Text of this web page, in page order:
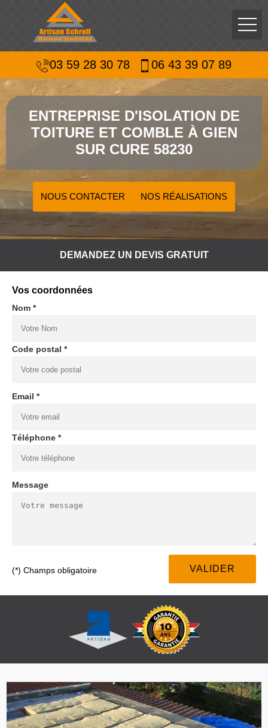
03 59 28 30 78 06 43 39 07 89
ENTREPRISE D'ISOLATION DE
TOITURE ET COMBLE À GIEN
SUR CURE 58230
NOUS CONTACTER NOS RÉALISATIONS
DEMANDEZ UN DEVIS GRATUIT
Vos coordonnées
Nom *
Code postal *
Email *
Téléphone *
Message
(*) Champs obligatoire